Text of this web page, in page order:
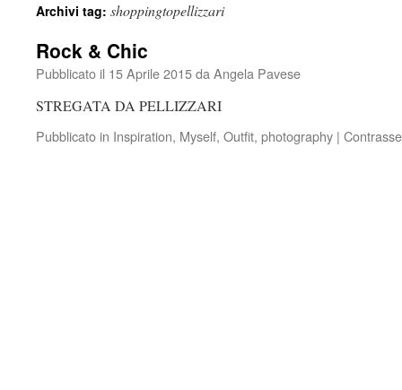
Archivi tag: shoppingtopellizzari
Rock & Chic
Pubblicato il 15 Aprile 2015da Angela Pavese
STREGATA DA PELLIZZARI
Pubblicato in Inspiration, Myself, Outfit, photography |